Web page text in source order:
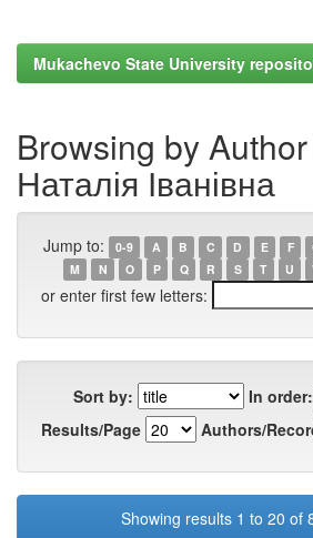
Mukachevo State University
Browsing by
Наталія Іванівна
Jump to: 0-9 A B C D E F
M
N O P Q R S T U
or enter first few letters:
Sort by:
In order:
Results/Page
Authors/
Showing results 1 to 20 of